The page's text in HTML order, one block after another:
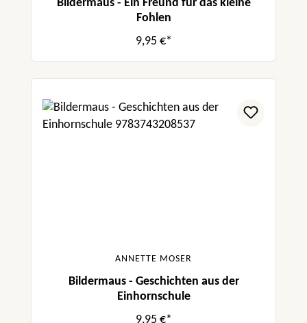
Bildermaus - Ein Freund für das kleine
Fohlen
9,95 €*
ANNETTE MOSER
Bildermaus - Geschichten aus der
Einhornschule
9,95 €*